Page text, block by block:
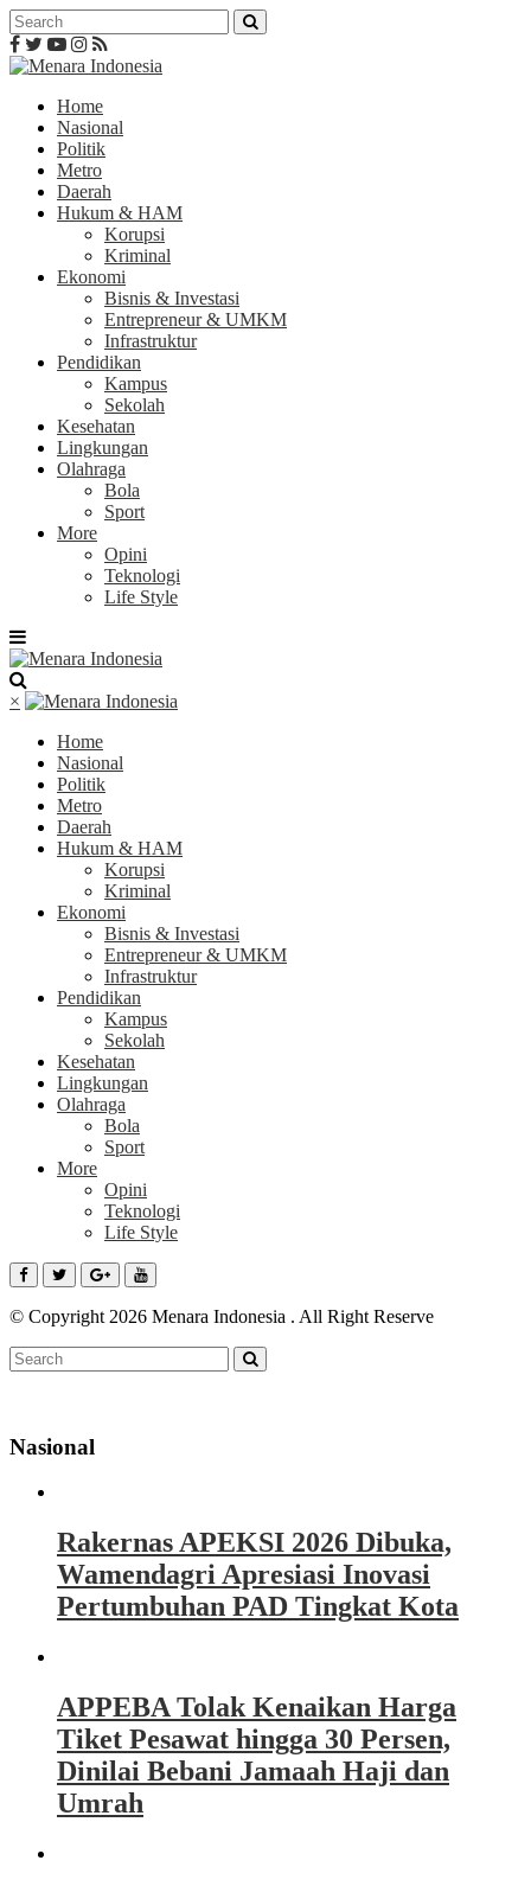
Home
Nasional
Politik
Metro
Daerah
Hukum & HAM
Korupsi
Kriminal
Ekonomi
Bisnis & Investasi
Entrepreneur & UMKM
Infrastruktur
Pendidikan
Kampus
Sekolah
Kesehatan
Lingkungan
Olahraga
Bola
Sport
More
Opini
Teknologi
Life Style
×
Home
Nasional
Politik
Metro
Daerah
Hukum & HAM
Korupsi
Kriminal
Ekonomi
Bisnis & Investasi
Entrepreneur & UMKM
Infrastruktur
Pendidikan
Kampus
Sekolah
Kesehatan
Lingkungan
Olahraga
Bola
Sport
More
Opini
Teknologi
Life Style
© Copyright 2026 Menara Indonesia . All Right Reserve
Nasional
Rakernas APEKSI 2026 Dibuka,
Wamendagri Apresiasi Inovasi
Pertumbuhan PAD Tingkat Kota
APPEBA Tolak Kenaikan Harga
Tiket Pesawat hingga 30 Persen,
Dinilai Bebani Jamaah Haji dan
Umrah